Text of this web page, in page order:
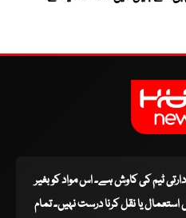
ادارتی ٹیم کی کاوش ہے۔ اس مواد کو بغیر
یا نقل کرنا درست نہیں۔ تمام